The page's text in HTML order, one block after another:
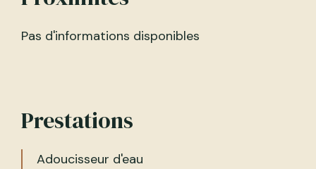
Pas d'informations disponibles
Prestations
Adoucisseur d'eau